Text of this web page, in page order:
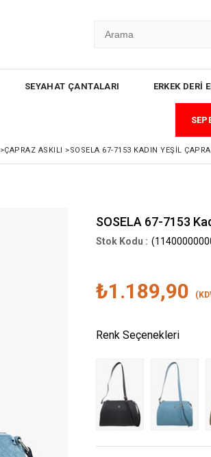
SEYAHAT ÇANTALARI ERKEK DERİ
>ÇAPRAZ ASKILI >SOSELA 67-7153 KADIN YEŞIL
SOSELA 67-7153
₺1.189,90
Renk Seçenekleri